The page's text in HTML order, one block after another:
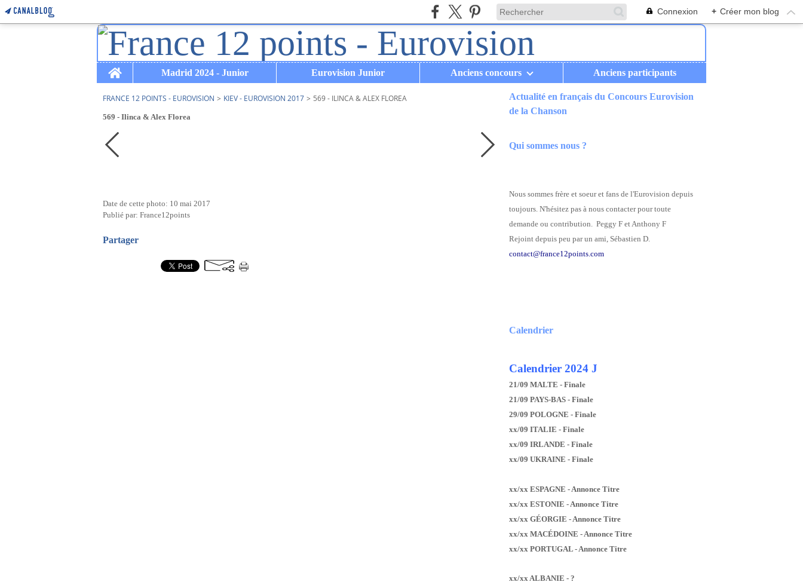
Connexion + Créer mon blog
Home
Madrid 2024 - Junior Eurovision Junior Anciens concours Anciens participants
FRANCE 12 POINTS - EUROVISION > KIEV - EUROVISION 2017 > 569 - ILINCA & ALEX FLOREA
569 - Ilinca & Alex Florea
Date de cette photo: 10 mai 2017
Publié par: France12points
Partager
Actualité en français du Concours Eurovision
de la Chanson
Qui sommes nous ?
Nous sommes frère et soeur et fans de l'Eurovision depuis
toujours. N'hésitez pas à nous contacter pour toute
demande ou contribution. Peggy F et Anthony F
Rejoint depuis peu par un ami, Sébastien D.
contact@france12points.com
Calendrier
Calendrier 2024 J
21/09 MALTE - Finale
21/09 PAYS-BAS - Finale
29/09 POLOGNE - Finale
xx/09 ITALIE - Finale
xx/09 IRLANDE - Finale
xx/09 UKRAINE - Finale
xx/xx ESPAGNE - Annonce Titre
xx/xx ESTONIE - Annonce Titre
xx/xx GÉORGIE - Annonce Titre
xx/xx MACÉDOINE - Annonce Titre
xx/xx PORTUGAL - Annonce Titre
xx/xx ALBANIE - ?